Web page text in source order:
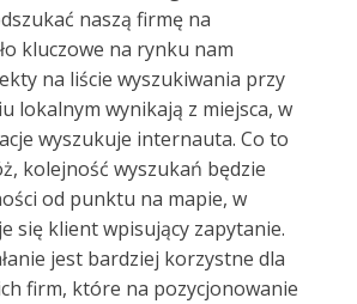
naszą firmę na
kluczowe na rynku nam
na liście wyszukiwania przy
lokalnym wynikają z miejsca, w
wyszukuje internauta. Co to
kolejność wyszukań będzie
od punktu na mapie, w
się klient wpisujący zapytanie.
jest bardziej korzystne dla
firm, które na pozycjonowanie